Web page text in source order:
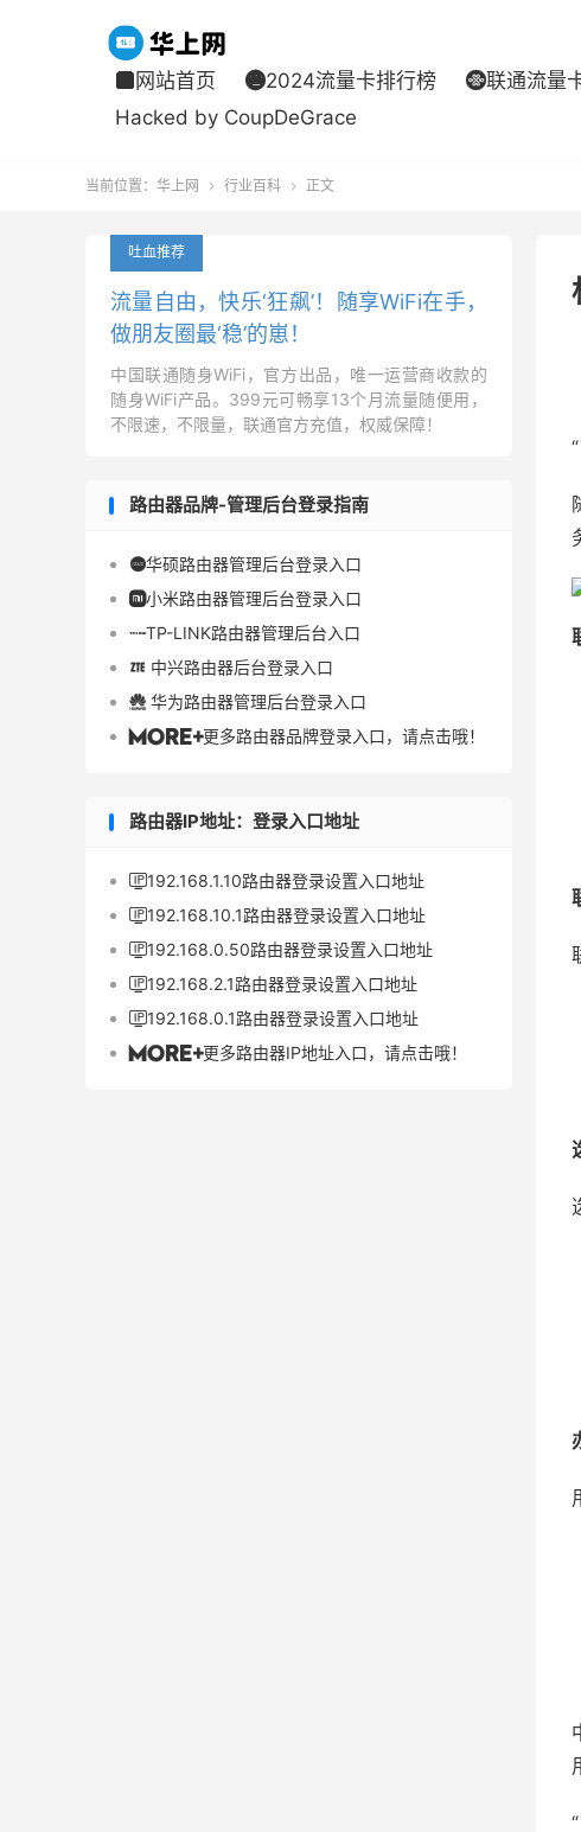
 网站首页 2024流量卡排行榜 联通流量
Hacked by CoupDeGrace
当前位置： 华上网  行业百科  正文
吐血推荐
流量自由，快乐‘狂飙’！随享WiFi在手，
做朋友圈最‘稳’的崽！
中国联通随身WiFi，官方出品，唯一运营商收款的
随身WiFi产品。399元可畅享13个月流量随便用，
不限速，不限量，联通官方充值，权威保障！
路由器品牌-管理后台登录指南
华硕路由器管理后台登录入口
小米路由器管理后台登录入口
TP-LINK路由器管理后台入口
 中兴路由器后台登录入口
 华为路由器管理后台登录入口
更多路由器品牌登录入口，请点击哦！
路由器IP地址：登录入口地址
192.168.1.10路由器登录设置入口地址
192.168.10.1路由器登录设置入口地址
192.168.0.50路由器登录设置入口地址
192.168.2.1路由器登录设置入口地址
192.168.0.1路由器登录设置入口地址
更多路由器IP地址入口，请点击哦！